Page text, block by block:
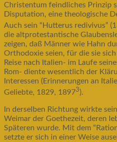
Christentum feindliches Prinzip
Disputation, eine theologische
Auch sein “Hutterus redivivus”
die altprotestantische
zeigen, daß Männer wie Hahn
Orthodoxie seien, für die sie
Reise nach Italien- im Laufe
Rom- diente wesentlich der
Interessen (Erinnerungen an
Geliebte, 1829, 18973).
In derselben Richtung wirkte
Weimar der Goethezeit, deren
Späteren wurde. Mit dem
setzte er sich in einer Weise